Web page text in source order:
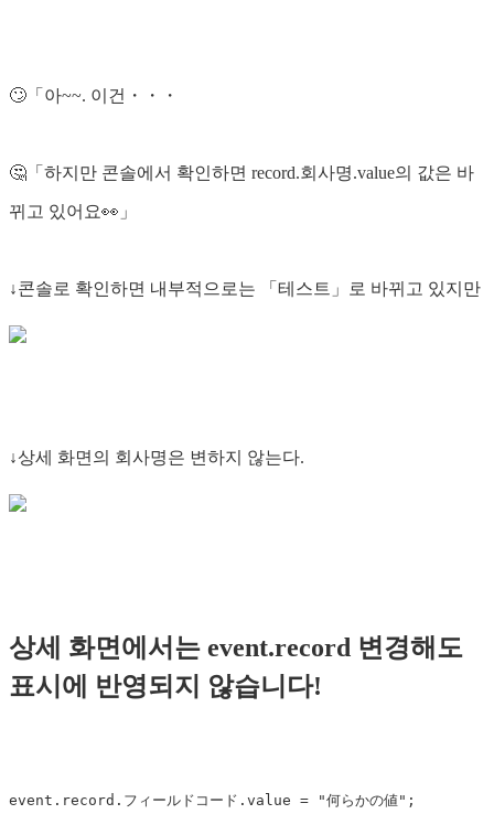
🙄「아~~. 이건・・・
🤔「하지만 콘솔에서 확인하면 record.회사명.value의 값은 바
뀌고 있어요👀」
↓콘솔로 확인하면 내부적으로는 「테스트」로 바뀌고 있지만
↓상세 화면의 회사명은 변하지 않는다.
상세 화면에서는 event.record 변경해도
표시에 반영되지 않습니다!
event . record . フィールドコード . value = "何らかの値" ;